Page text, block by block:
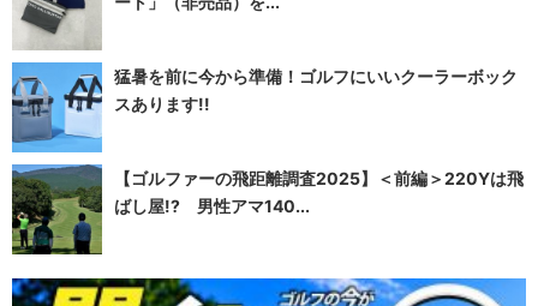
猛暑を前に今から準備！ゴルフにいいクーラーボック
スあります!!
【ゴルファーの飛距離調査2025】＜前編＞220Yは飛
ばし屋!? 男性アマ140...